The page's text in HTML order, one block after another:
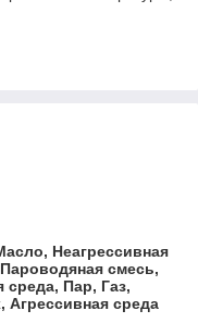
Неагрессивная
смесь,
среда, Пар, Газ,
Агрессивная среда